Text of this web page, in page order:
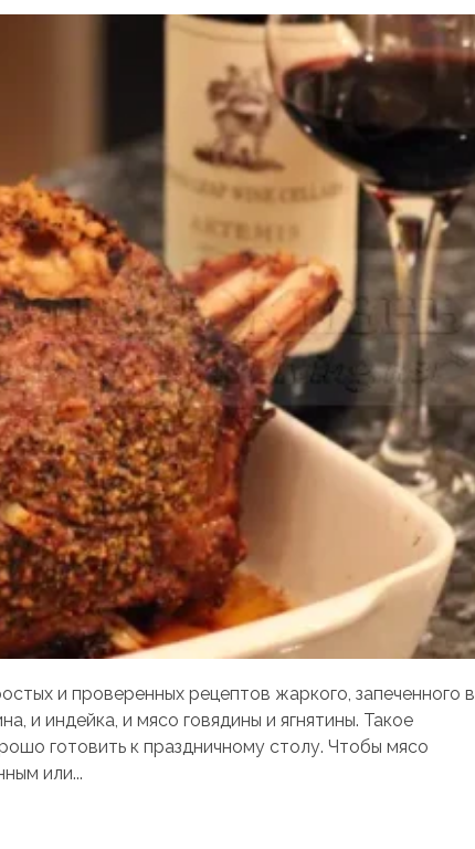
и проверенных рецептов жаркого, запеченного в
и индейка, и мясо говядины и ягнятины. Такое
готовить к праздничному столу. Чтобы мясо
или...